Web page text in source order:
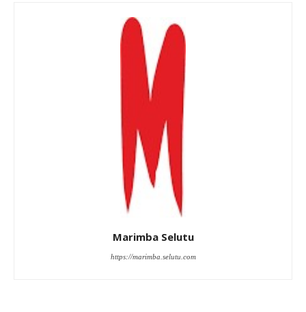
Marimba Selutu
https://marimba.selutu.com